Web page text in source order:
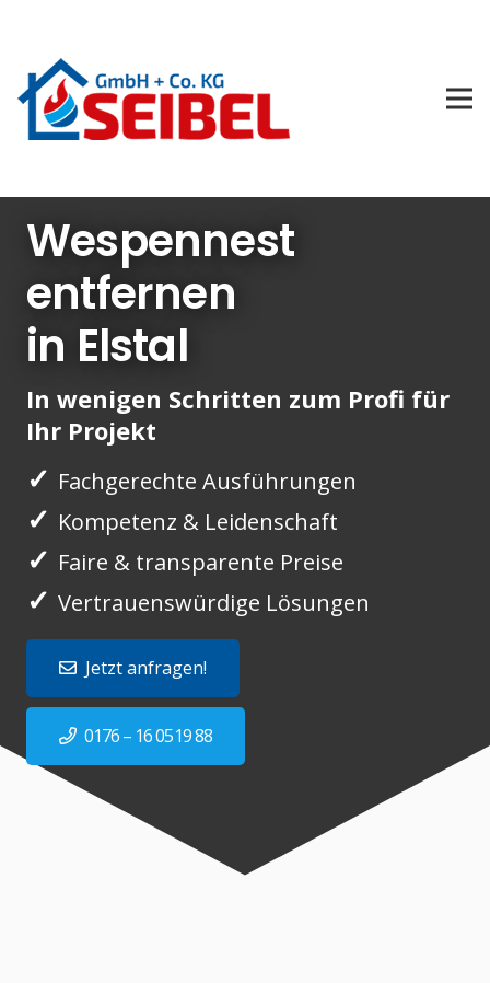
Wespennest
entfernen
in Elstal
In wenigen Schritten zum Profi für
Ihr Projekt
✓ Fachgerechte Ausführungen
✓ Kompetenz & Leidenschaft
✓ Faire & transparente Preise
✓ Vertrauenswürdige Lösungen
Jetzt anfragen!
0176 – 16 0519 88